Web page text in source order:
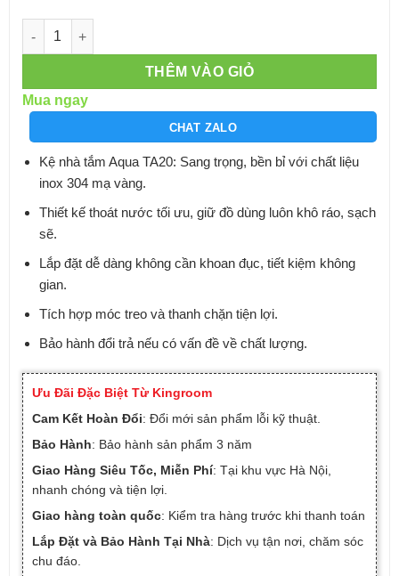
Số lượng
THÊM VÀO GIỎ
Mua ngay
CHAT ZALO
Kệ nhà tắm Aqua TA20: Sang trọng, bền bỉ với chất liệu
inox 304 mạ vàng.
Thiết kế thoát nước tối ưu, giữ đồ dùng luôn khô ráo, sạch
sẽ.
Lắp đặt dễ dàng không cần khoan đục, tiết kiệm không
gian.
Tích hợp móc treo và thanh chặn tiện lợi.
Bảo hành đổi trả nếu có vấn đề về chất lượng.
Ưu Đãi Đặc Biệt Từ Kingroom
Cam Kết Hoàn Đổi: Đổi mới sản phẩm lỗi kỹ thuật.
Bảo Hành: Bảo hành sản phẩm 3 năm
Giao Hàng Siêu Tốc, Miễn Phí: Tại khu vực Hà Nội,
nhanh chóng và tiện lợi.
Giao hàng toàn quốc: Kiểm tra hàng trước khi thanh toán
Lắp Đặt và Bảo Hành Tại Nhà: Dịch vụ tận nơi, chăm sóc
chu đáo.